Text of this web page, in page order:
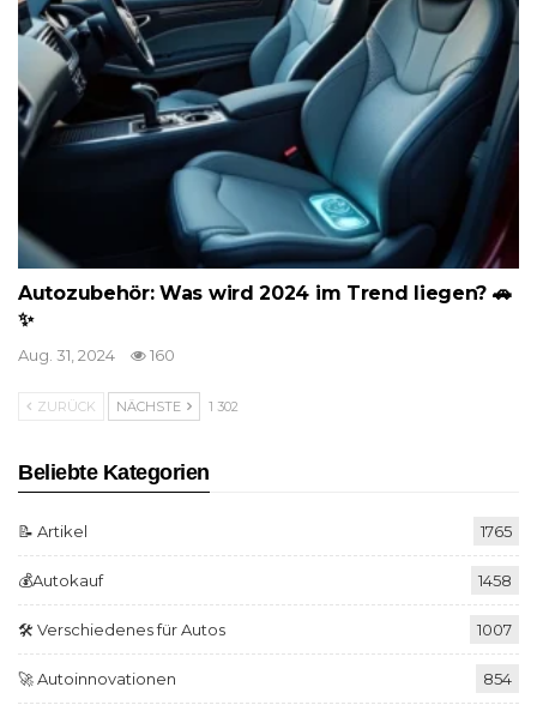
Autozubehör: Was wird 2024 im Trend liegen? 🚗
✨
Aug. 31, 2024 160
ZURÜCK NÄCHSTE 1 302
Beliebte Kategorien
📝 Artikel 1765
💰Autokauf 1458
🛠️ Verschiedenes für Autos 1007
🚀 Autoinnovationen 854